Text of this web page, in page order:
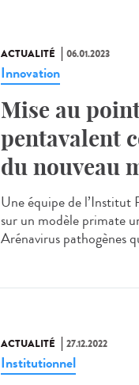
ACTUALITÉ 06.01.2023
Innovation
Mise au
pentavalent
du nouveau
Une équipe de l’Institut
sur un modèle primate
Arénavirus pathogènes
ACTUALITÉ 27.12.2022
Institutionnel